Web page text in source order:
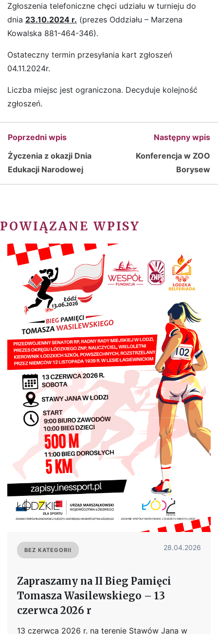
Zgłoszenia telefoniczne chęci udziału w turnieju do
dnia 23.10.2024 r. (prezes Oddziału – Marzena
Kowalska 881-464-346).
Ostateczny termin przesyłania kart zgłoszeń
04.11.2024r.
Liczba miejsc jest ograniczona. Decyduje kolejność
zgłoszeń.
Poprzedni wpis
Życzenia z okazji Dnia
Edukacji Narodowej
Następny wpis
Konferencja w ZOO
Borysew
POWIĄZANE WPISY
BEZ KATEGORII 28.04.2026
Zapraszamy na II Bieg Pamięci
Tomasza Wasilewskiego – 13
czerwca 2026 r
13 czerwca 2026 r. na terenie Stawów Jana w